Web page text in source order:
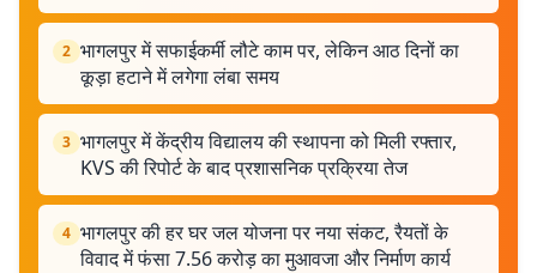
2 भागलपुर में सफाईकर्मी लौटे काम पर, लेकिन आठ दिनों का
कूड़ा हटाने में लगेगा लंबा समय
3 भागलपुर में केंद्रीय विद्यालय की स्थापना को मिली रफ्तार,
KVS की रिपोर्ट के बाद प्रशासनिक प्रक्रिया तेज
4 भागलपुर की हर घर जल योजना पर नया संकट, रैयतों के
विवाद में फंसा 7.56 करोड़ का मुआवजा और निर्माण कार्य